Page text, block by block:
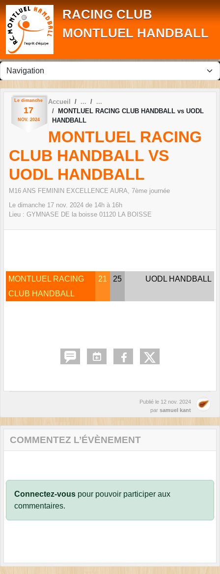
RACING CLUB
MONTLUEL HANDBALL
Le dimanche
17
NOV. 2024
Accueil
MONTLUEL RACING CLUB HANDBALL vs UODL
HANDBALL
MONTLUEL RACING
CLUB HANDBALL VS
UODL HANDBALL
M16 ANS FEMININ EXCELLENCE AURA, 7ème journée
Le dimanche 17 nov. 2024 de 14h à 16h
Lieu : GYMNASE DE la boisse 01120 LA BOISSE
MONTLUEL RACING
CLUB HANDBALL
21 25 UODL HANDBALL
Publié le 12 nov. 2024
par samuel kant
COMMENTEZ L’ÉVÈNEMENT
Connectez-vous pour pouvoir participer aux
commentaires.
Panneau de gestion des cookies